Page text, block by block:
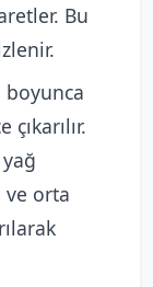
Bu
ve orta